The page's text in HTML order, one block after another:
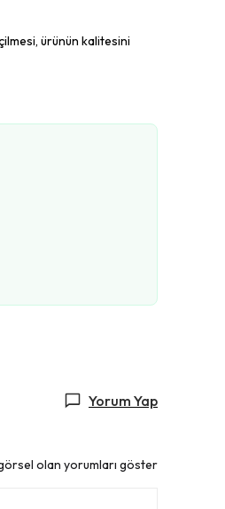
ürünün kalitesini
Yorum Yap
olan yorumları göster